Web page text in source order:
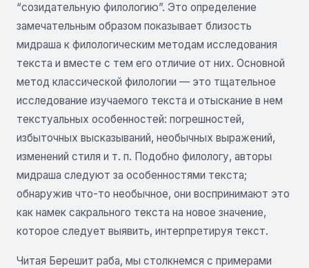
“созидательную филологию”. Это определение
замечательным образом показывает близость
мидраша к филологическим методам исследования
текста и вместе с тем его отличие от них. Основной
метод классической филологии — это тщательное
исследование изучаемого текста и отыскание в нем
текстуальных особенностей: погрешностей,
избыточных высказываний, необычных выражений,
изменений стиля и т. п. Подобно филологу, авторы
мидраша следуют за особенностями текста;
обнаружив что-то необычное, они воспринимают это
как намек сакрального текста на новое значение,
которое следует выявить, интерпретируя текст.
Читая Берешит раба, мы столкнемся с примерами